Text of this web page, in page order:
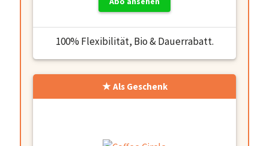
100% Flexibilität, Bio & Dauerrabatt.
Als Geschenk